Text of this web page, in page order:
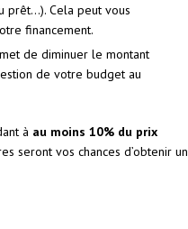
prêt…). Cela peut vous
financement.
de diminuer le montant
de votre budget au
à au moins 10% du prix
seront vos chances d’obtenir un